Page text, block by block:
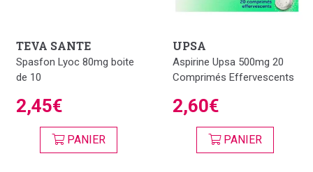
TEVA SANTE
Spasfon Lyoc 80mg boite
de 10
2,45€
PANIER
UPSA
Aspirine Upsa 500mg 20
Comprimés Effervescents
2,60€
PANIER